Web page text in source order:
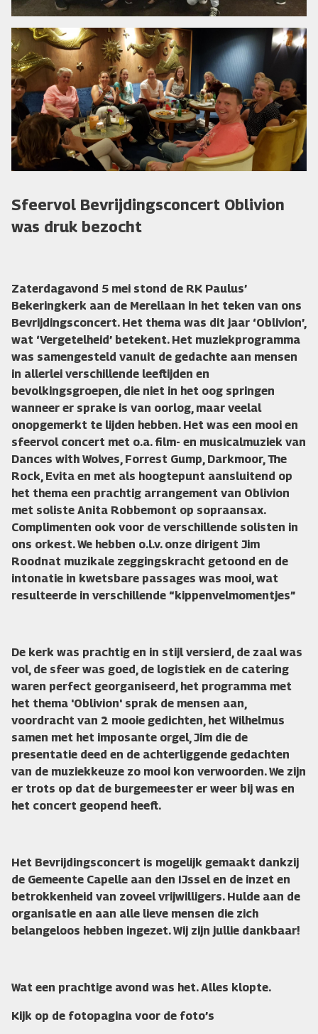
Sfeervol Bevrijdingsconcert Oblivion
was druk bezocht
Zaterdagavond 5 mei stond de RK Paulus’
Bekeringkerk aan de Merellaan in het teken van ons
Bevrijdingsconcert. Het thema was dit jaar ‘Oblivion’,
wat ‘Vergetelheid’ betekent. Het muziekprogramma
was samengesteld vanuit de gedachte aan mensen
in allerlei verschillende leeftijden en
bevolkingsgroepen, die niet in het oog springen
wanneer er sprake is van oorlog, maar veelal
onopgemerkt te lijden hebben. Het was een mooi en
sfeervol concert met o.a. film- en musicalmuziek van
Dances with Wolves, Forrest Gump, Darkmoor, The
Rock, Evita en met als hoogtepunt aansluitend op
het thema een prachtig arrangement van Oblivion
met soliste Anita Robbemont op sopraansax.
Complimenten ook voor de verschillende solisten in
ons orkest. We hebben o.l.v. onze dirigent Jim
Roodnat muzikale zeggingskracht getoond en de
intonatie in kwetsbare passages was mooi, wat
resulteerde in verschillende “kippenvelmomentjes”
De kerk was prachtig en in stijl versierd, de zaal was
vol, de sfeer was goed, de logistiek en de catering
waren perfect georganiseerd, het programma met
het thema 'Oblivion' sprak de mensen aan,
voordracht van 2 mooie gedichten, het Wilhelmus
samen met het imposante orgel, Jim die de
presentatie deed en de achterliggende gedachten
van de muziekkeuze zo mooi kon verwoorden. We zijn
er trots op dat de burgemeester er weer bij was en
het concert geopend heeft.
Het Bevrijdingsconcert is mogelijk gemaakt dankzij
de Gemeente Capelle aan den IJssel en de inzet en
betrokkenheid van zoveel vrijwilligers. Hulde aan de
organisatie en aan alle lieve mensen die zich
belangeloos hebben ingezet. Wij zijn jullie dankbaar!
Wat een prachtige avond was het. Alles klopte.
Kijk op de fotopagina voor de foto’s